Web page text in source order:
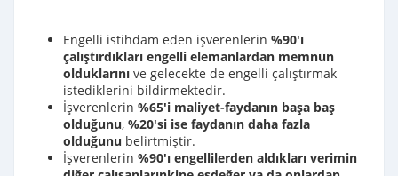
Engelli istihdam eden işverenlerin %90'ı
çalıştırdıkları engelli elemanlardan memnun
olduklarını ve gelecekte de engelli çalıştırmak
istediklerini bildirmektedir.
İşverenlerin %65'i maliyet-faydanın başa baş
olduğunu, %20'si ise faydanın daha fazla
olduğunu belirtmiştir.
İşverenlerin %90'ı engellilerden aldıkları verimin